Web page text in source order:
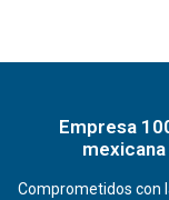
Empresa
mexicana
Comprometidos con